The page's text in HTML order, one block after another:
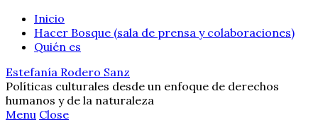
Inicio
Hacer Bosque (sala de prensa y colaboraciones)
Quién es
Estefanía Rodero Sanz
Políticas culturales desde un enfoque de derechos
humanos y de la naturaleza
Menu Close